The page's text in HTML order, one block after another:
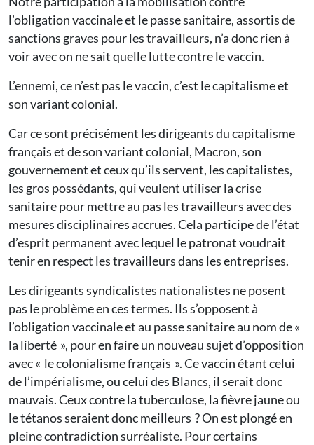
l’obligation vaccinale et le passe sanitaire, assortis de
sanctions graves pour les travailleurs, n’a donc rien à
voir avec on ne sait quelle lutte contre le vaccin.
L’ennemi, ce n’est pas le vaccin, c’est le capitalisme et
son variant colonial.
Car ce sont précisément les dirigeants du capitalisme
français et de son variant colonial, Macron, son
gouvernement et ceux qu’ils servent, les capitalistes,
les gros possédants, qui veulent utiliser la crise
sanitaire pour mettre au pas les travailleurs avec des
mesures disciplinaires accrues. Cela participe de l’état
d’esprit permanent avec lequel le patronat voudrait
tenir en respect les travailleurs dans les entreprises.
Les dirigeants syndicalistes nationalistes ne posent
pas le problème en ces termes. Ils s’opposent à
l’obligation vaccinale et au passe sanitaire au nom de «
la liberté », pour en faire un nouveau sujet d’opposition
avec « le colonialisme français ». Ce vaccin étant celui
de l’impérialisme, ou celui des Blancs, il serait donc
mauvais. Ceux contre la tuberculose, la fièvre jaune ou
le tétanos seraient donc meilleurs ? On est plongé en
pleine contradiction surréaliste. Pour certains